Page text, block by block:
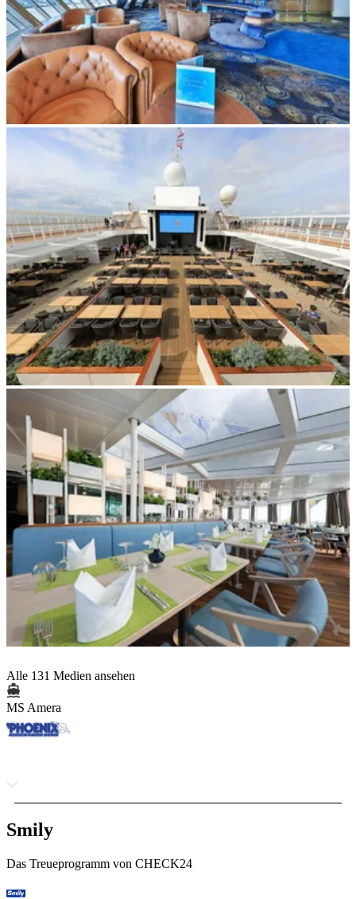
Alle 131 Medien ansehen
MS Amera
Smily
Das Treueprogramm von CHECK24